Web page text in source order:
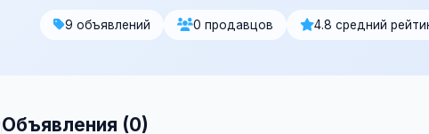
9 объявлений 0 продавцов 4.8 средний
Объявления (0)